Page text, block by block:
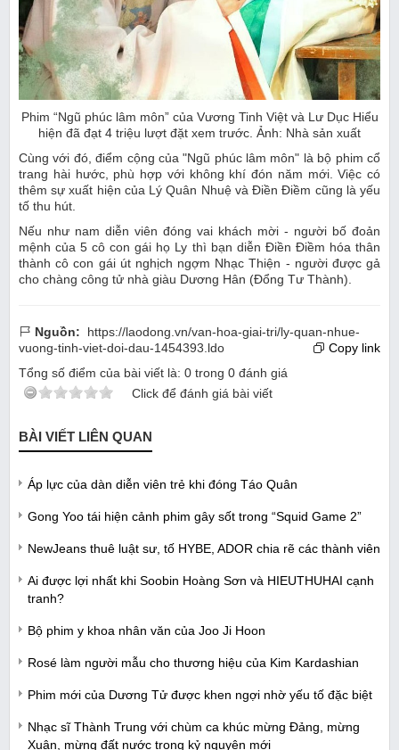
Phim “Ngũ phúc lâm môn” của Vương Tinh Việt và Lư Dục Hiểu
hiện đã đạt 4 triệu lượt đặt xem trước. Ảnh: Nhà sản xuất
Cùng với đó, điểm cộng của "Ngũ phúc lâm môn" là bộ phim cổ
trang hài hước, phù hợp với không khí đón năm mới. Việc có
thêm sự xuất hiện của Lý Quân Nhuệ và Điền Điềm cũng là yếu
tố thu hút.
Nếu như nam diễn viên đóng vai khách mời - người bố đoản
mệnh của 5 cô con gái họ Ly thì bạn diễn Điền Điềm hóa thân
thành cô con gái út nghịch ngợm Nhạc Thiện - người được gả
cho chàng công tử nhà giàu Dương Hân (Đổng Tư Thành).
Nguồn:
https://laodong.vn/van-hoa-giai-tri/ly-quan-nhue-
vuong-tinh-viet-doi-dau-1454393.ldo
Copy link
Tổng số điểm của bài viết là: 0 trong 0 đánh giá
Click để đánh giá bài viết
BÀI VIẾT LIÊN QUAN
Áp lực của dàn diễn viên trẻ khi đóng Táo Quân
Gong Yoo tái hiện cảnh phim gây sốt trong “Squid Game 2”
NewJeans thuê luật sư, tố HYBE, ADOR chia rẽ các thành viên
Ai được lợi nhất khi Soobin Hoàng Sơn và HIEUTHUHAI cạnh
tranh?
Bộ phim y khoa nhân văn của Joo Ji Hoon
Rosé làm người mẫu cho thương hiệu của Kim Kardashian
Phim mới của Dương Tử được khen ngợi nhờ yếu tố đặc biệt
Nhạc sĩ Thành Trung với chùm ca khúc mừng Đảng, mừng
Xuân, mừng đất nước trong kỷ nguyên mới